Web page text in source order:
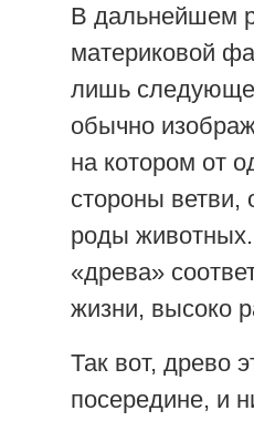
В дальнейшем
материковой
лишь
обычно
на котором от
стороны
роды
«древа»
жизни, высоко
Так вот, древо
посередине, и